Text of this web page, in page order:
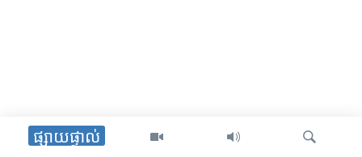
ផ្សាយផ្ទាល់